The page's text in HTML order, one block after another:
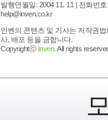
발행연월일: 2004 11. 11 | 전화번호
help@inven.co.kr
인벤의 콘텐츠 및 기사는 저작권
사, 배포 등을 금합니다.
Copyrightⓒ Inven.All rights